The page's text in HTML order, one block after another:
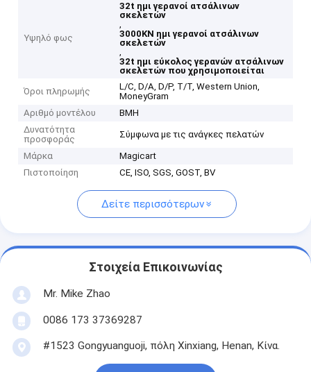
Υψηλό φως
32t ημι γερανοί ατσάλινων
σκελετών
,
3000KN ημι γερανοί ατσάλινων
σκελετών
,
32t ημι εύκολος γερανών ατσάλινων
σκελετών που χρησιμοποιείται
Όροι πληρωμής
L/C, D/A, D/P, T/T, Western Union,
MoneyGram
Αριθμό μοντέλου
BMH
Δυνατότητα
προσφοράς
Σύμφωνα με τις ανάγκες πελατών
Μάρκα
Magicart
Πιστοποίηση
CE, ISO, SGS, GOST, BV
Δείτε περισσότερων
Στοιχεία Επικοινωνίας
Mr. Mike Zhao
0086 173 37369287
#1523 Gongyuanguoji, πόλη Xinxiang, Henan, Κίνα.